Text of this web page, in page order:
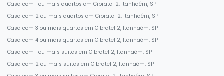
Casa com 1 ou mais quartos em Cibratel 2, Itanhaém, SP
Casa com 2 ou mais quartos em Cibratel 2, Itanhaém, SP
Casa com 3 ou mais quartos em Cibratel 2, Itanhaém, SP
Casa com 4 ou mais quartos em Cibratel 2, Itanhaém, SP
Casa com 1 ou mais suites em Cibratel 2, Itanhaém, SP
Casa com 2 ou mais suites em Cibratel 2, Itanhaém, SP